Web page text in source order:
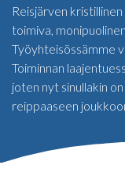
Reisjärven
toimiva,
Työyhteisössämme
Toiminnan
joten nyt sinullakin
reippaaseen